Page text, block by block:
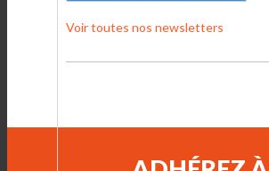
Voir toutes nos newsletters